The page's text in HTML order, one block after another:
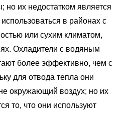
но их недостатком является
в районах с
или сухим климатом,
Охладители с водяным
более эффективно, чем с
для отвода тепла они
окружающий воздух; но их
то, что они используют